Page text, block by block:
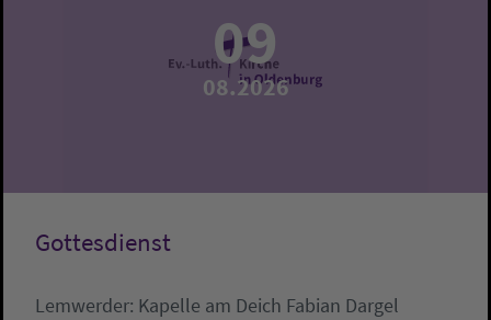
09
08.2026
Gottesdienst
Lemwerder: Kapelle am Deich Fabian Dargel